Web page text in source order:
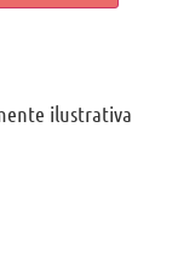
ilustrativa